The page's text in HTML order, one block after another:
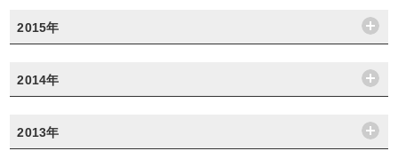
2015年
2014年
2013年